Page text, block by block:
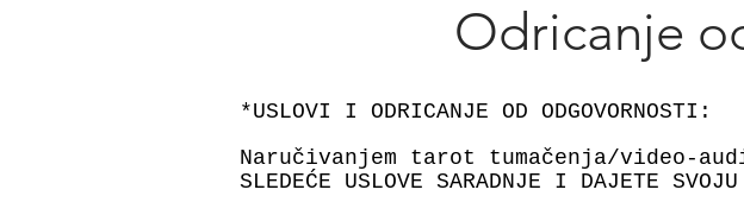
Odricanje
*USLOVI I ODRICANJE OD ODGOVORNOSTI:
Naručivanjem tarot tumačenja/video-
SLEDEĆE USLOVE SARADNJE I DAJETE SVOJU